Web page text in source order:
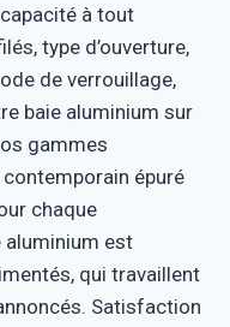
capacité à tout
type d’ouverture,
de verrouillage,
baie aluminium sur
gammes
épuré
chaque
aluminium est
qui travaillent
Satisfaction